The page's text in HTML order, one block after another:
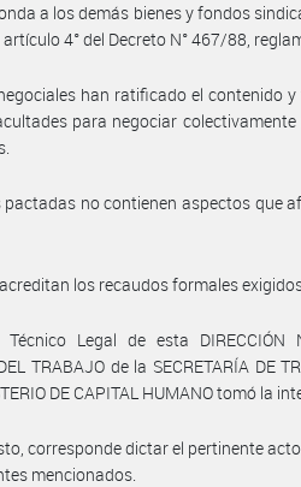
a los demás bienes y fondos
4° del Decreto N° 467/88,
han ratificado el contenido
para negociar
pactadas no contienen aspectos que
los recaudos formales
Legal de esta DIRECCIÓN
TRABAJO de la SECRETARÍA DE
DE CAPITAL HUMANO tomó la
corresponde dictar el pertinente
mencionados.